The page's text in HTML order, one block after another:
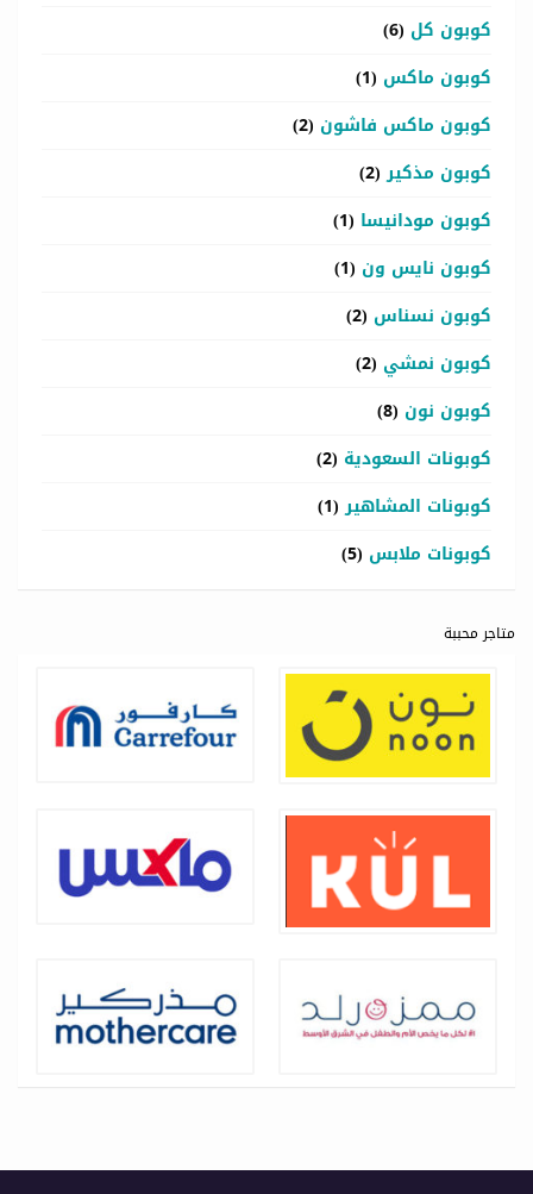
كوبون كل (6)
كوبون ماكس (1)
كوبون ماكس فاشون (2)
كوبون مذكير(2)
كوبون مودانيسا (1)
كوبون نايس ون (1)
كوبون نسناس (2)
كوبون نمشي (2)
كوبون نون (8)
كوبونات السعودية (2)
كوبونات المشاهير(1)
كوبونات ملابس (5)
متاجر محببة